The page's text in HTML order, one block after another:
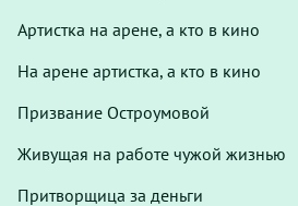
Артистка на арене, а кто в кино
На арене артистка, а кто в кино
Призвание Остроумовой
Живущая на работе чужой жизнью
Притворщица за деньги